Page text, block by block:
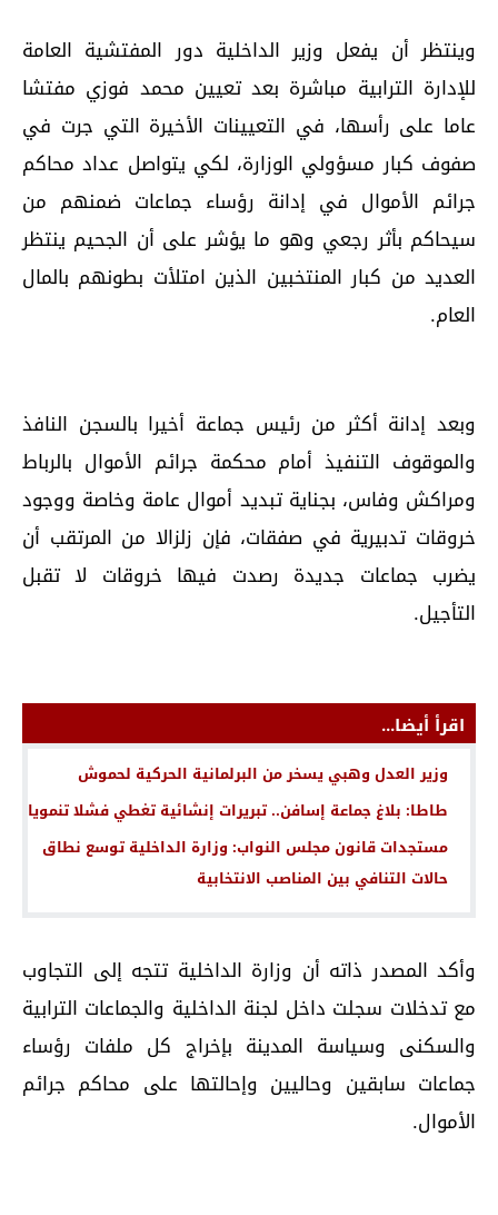
وينتظر أن يفعل وزير الداخلية دور المفتشية العامة
للإدارة الترابية مباشرة بعد تعيين محمد فوزي مفتشا
عاما على رأسها، في التعيينات الأخيرة التي جرت في
صفوف كبار مسؤولي الوزارة، لكي يتواصل عداد محاكم
جرائم الأموال في إدانة رؤساء جماعات ضمنهم من
سيحاكم بأثر رجعي وهو ما يؤشر على أن الجحيم ينتظر
العديد من كبار المنتخبين الذين امتلأت بطونهم بالمال
العام.
وبعد إدانة أكثر من رئيس جماعة أخيرا بالسجن النافذ
والموقوف التنفيذ أمام محكمة جرائم الأموال بالرباط
ومراكش وفاس، بجناية تبديد أموال عامة وخاصة ووجود
خروقات تدبيرية في صفقات، فإن زلزالا من المرتقب أن
يضرب جماعات جديدة رصدت فيها خروقات لا تقبل
التأجيل.
اقرأ أيضا...
وزير العدل وهبي يسخر من البرلمانية الحركية لحموش
طاطا: بلاغ جماعة إسافن.. تبريرات إنشائية تغطي فشلا تنمويا
مستجدات قانون مجلس النواب: وزارة الداخلية توسع نطاق
حالات التنافي بين المناصب الانتخابية
وأكد المصدر ذاته أن وزارة الداخلية تتجه إلى التجاوب
مع تدخلات سجلت داخل لجنة الداخلية والجماعات الترابية
والسكنى وسياسة المدينة بإخراج كل ملفات رؤساء
جماعات سابقين وحاليين وإحالتها على محاكم جرائم
الأموال.